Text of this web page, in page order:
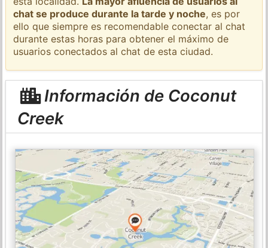
chat se produce durante la tarde y noche, es por
ello que siempre es recomendable conectar al chat
durante estas horas para obtener el máximo de
usuarios conectados al chat de esta ciudad.
Información de Coconut
Creek